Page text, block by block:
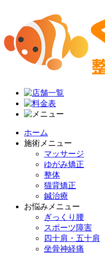
ホーム
施術メニュー
マッサージ
ゆがみ矯正
整体
猫背矯正
鍼治療
お悩みメニュー
ぎっくり腰
スポーツ障害
四十肩・五十肩
坐骨神経痛